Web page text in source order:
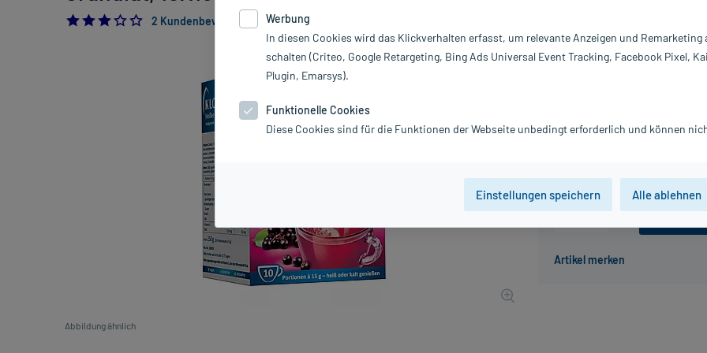
3.0
2 Kundenbewertungen*
Abbildung ähnlich
inkl. MwSt. zzgl. Versandkosten
PZN:
Hersteller:
Werbung
In diesen Cookies wird das Klickverhalten erfasst, um relevante Anzeigen und Remarketing
schalten (Criteo, Google Retargeting, Bing Ads Universal Event Tracking, Facebook Pixel,
Plugin, Emarsys).
Funktionelle Cookies
Diese Cookies sind für die Funktionen der Webseite unbedingt erforderlich und können
Einstellungen speichern Alle ablehnen